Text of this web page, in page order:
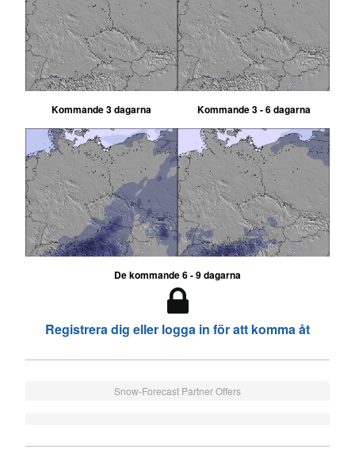
Kommande 3 dagarna Kommande 3 - 6 dagarna
De kommande 6 - 9 dagarna
Registrera dig eller logga in för att komma åt
Snow-Forecast Partner Offers